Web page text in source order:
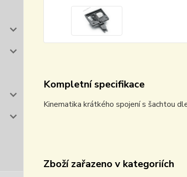
Kompletní specifikace
Kinematika krátkého spojení s šachtou
Zboží zařazeno v kategoriích